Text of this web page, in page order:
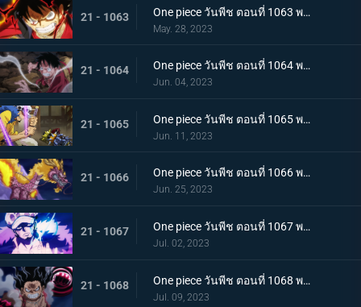
21 - 1063 One piece วันพีช ตอนที่ 1063 พากย์ไทย ลูฟี่กระฉับกระเฉง จุดหักเหของยุคสมัยใหม่
May. 28, 2023
21 - 1064 One piece วันพีช ตอนที่ 1064 พากย์ไทย มังกรเมาแปดทิศ มังกรไร้ระเบียบที่เข้าประชิดลูฟี่
Jun. 04, 2023
21 - 1065 One piece วันพีช ตอนที่ 1065 พากย์ไทย พันธมิตรล่มสลาย ความมุ่งมั่นของยุคสมัยใหม่จงลุกโชน
Jun. 11, 2023
21 - 1066 One piece วันพีช ตอนที่ 1066 พากย์ไทย ตัวเอกมาแล้ว สุดยอดท่าจากคลื่นและแม่เหล็ก
Jun. 25, 2023
21 - 1067 One piece วันพีช ตอนที่ 1067 พากย์ไทย สู่ยุคสมัยใหม่ บทสรุปความมุ่งมั่นของพวกเด็กเหลือขอ
Jul. 02, 2023
21 - 1068 One piece วันพีช ตอนที่ 1068 พากย์ไทย เจ้าหญิงจันทราดังก้อง ฉากสุดท้ายของแคว้นวาโนะ
Jul. 09, 2023